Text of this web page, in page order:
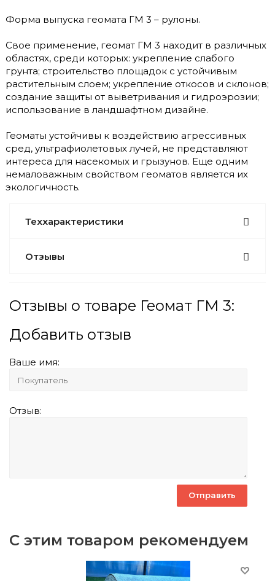
Форма выпуска геомата ГМ 3 – рулоны.
Свое применение, геомат ГМ 3 находит в различных
областях, среди которых: укрепление слабого
грунта; строительство площадок с устойчивым
растительным слоем; укрепление откосов и склонов;
создание защиты от выветривания и гидроэрозии;
использование в ландшафтном дизайне.
Геоматы устойчивы к воздействию агрессивных
сред, ультрафиолетовых лучей, не представляют
интереса для насекомых и грызунов. Еще одним
немаловажным свойством геоматов является их
экологичность.
Теххарактеристики
Отзывы
Отзывы о товаре Геомат ГМ 3:
Добавить отзыв
Ваше имя:
Отзыв:
С этим товаром рекомендуем